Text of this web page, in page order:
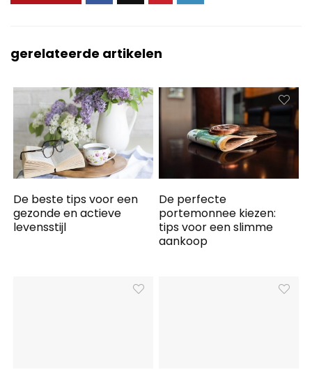
gerelateerde artikelen
De beste tips voor een
gezonde en actieve
levensstijl
De perfecte
portemonnee kiezen:
tips voor een slimme
aankoop